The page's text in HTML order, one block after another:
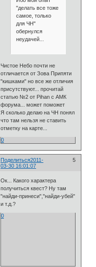
"делать все тоже
самое, только
для ЧН"
обернулся
неудачей...
Чистое Небо почти не
отличается от Зова Припяти
"кишками" но все же отличия
присутствуют... прочитай
статью №2 от Pihan с АМК
форума... может поможет
Я сколько делаю на ЧН понял
что там нельзя не ставить
отметку на карте...
0
Поделиться 5
2011-
03-30 16:01:07
Ок... Какого характера
получиться квест? Ну там
"найди-принеси","найди-убей"
и т.д.?
0